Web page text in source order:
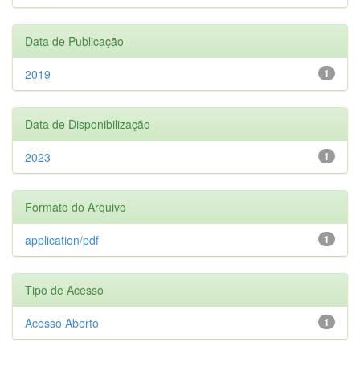
Data de Publicação
1
2019
Data de Disponibilização
1
2023
Formato do Arquivo
1
application/pdf
Tipo de Acesso
1
Acesso Aberto